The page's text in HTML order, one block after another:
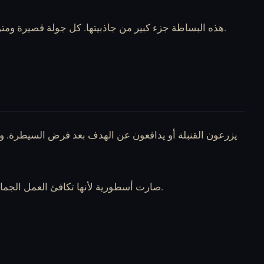
هذه البساطة جزء كبير من جاذبيتها. كل جولة قصيرة ومتوترة وقاسية. أنت إما تدافع عن موقع، أو تسيطر على مساحة، أو تزرع القنبلة، أو تحاول استعادة الموقع تحت الضغط.
خرائط مثل de_dust2 وde_inferno وde_nuke وcs_office صارت أسطورية لأنها تكافئ العمل الجماعي ومعرفة الخريطة وحسن اتخاذ القرار بدل الحيل السطحية.